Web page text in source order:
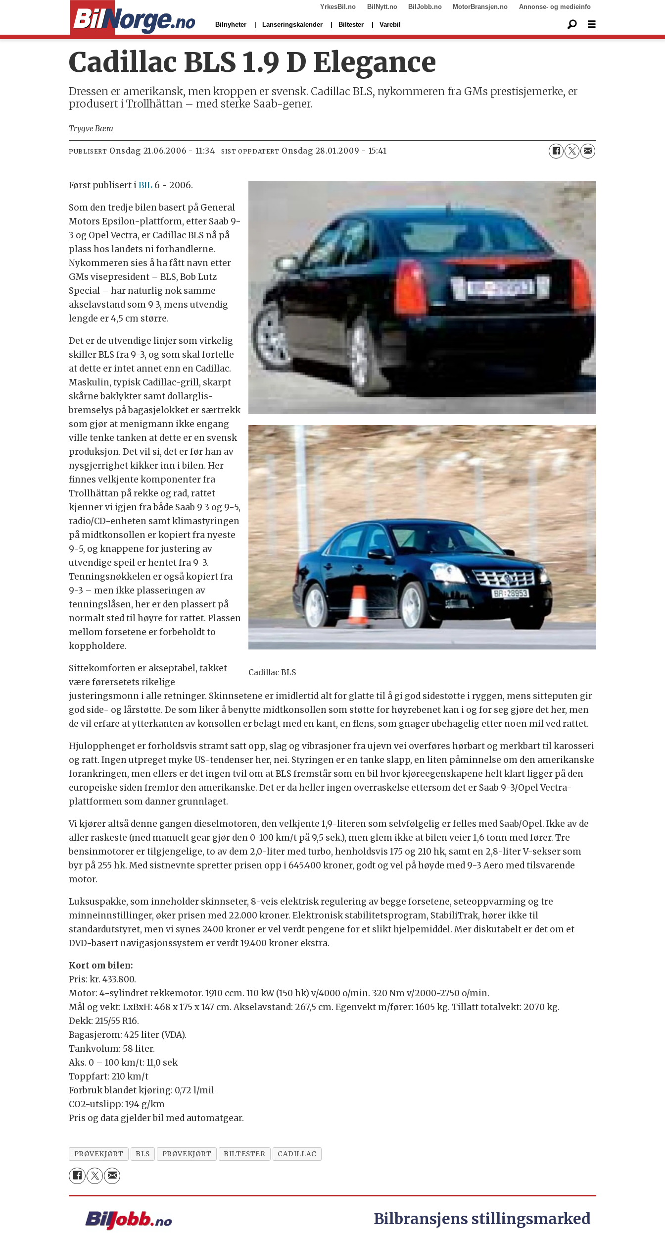
YrkesBil.no BilNytt.no BilJobb.no MotorBransjen.no Annonse- og medieinfo
Bilnyheter Lanseringskalender Biltester Varebil
Cadillac BLS 1.9 D Elegance
Dressen er amerikansk, men kroppen er svensk. Cadillac BLS, nykommeren fra GMs prestisjemerke, er
produsert i Trollhättan – med sterke Saab-gener.
Trygve Bæra
PUBLISERT onsdag 21.06.2006 - 11:34 SIST OPPDATERT onsdag 28.01.2009 - 15:41
Cadillac BLS
Først publisert iBIL 6 - 2006.
Som den tredje bilen basert på General
Motors Epsilon-plattform, etter Saab 9-
3 og Opel Vectra, er Cadillac BLS nå på
plass hos landets ni forhandlerne.
Nykommeren sies å ha fått navn etter
GMs visepresident – BLS, Bob Lutz
Special – har naturlig nok samme
akselavstand som 9 3, mens utvendig
lengde er 4,5 cm større.
Det er de utvendige linjer som virkelig
skiller BLS fra 9-3, og som skal fortelle
at dette er intet annet enn en Cadillac.
Maskulin, typisk Cadillac-grill, skarpt
skårne baklykter samt dollarglis-
bremselys på bagasjelokket er særtrekk
som gjør at menigmann ikke engang
ville tenke tanken at dette er en svensk
produksjon. Det vil si, det er før han av
nysgjerrighet kikker inn i bilen. Her
finnes velkjente komponenter fra
Trollhättan på rekke og rad, rattet
kjenner vi igjen fra både Saab 9 3 og 9-5,
radio/CD-enheten samt klimastyringen
på midtkonsollen er kopiert fra nyeste
9-5, og knappene for justering av
utvendige speil er hentet fra 9-3.
Tenningsnøkkelen er også kopiert fra
9-3 – men ikke plasseringen av
tenningslåsen, her er den plassert på
normalt sted til høyre for rattet. Plassen
mellom forsetene er forbeholdt to
koppholdere.
Sittekomforten er akseptabel, takket
være førersetets rikelige
justeringsmonn i alle retninger. Skinnsetene er imidlertid alt for glatte til å gi god sidestøtte i ryggen, mens sitteputen gir
god side- og lårstøtte. De som liker å benytte midtkonsollen som støtte for høyrebenet kan i og for seg gjøre det her, men
de vil erfare at ytterkanten av konsollen er belagt med en kant, en flens, som gnager ubehagelig etter noen mil ved rattet.
Hjulopphenget er forholdsvis stramt satt opp, slag og vibrasjoner fra ujevn vei overføres hørbart og merkbart til karosseri
og ratt. Ingen utpreget myke US-tendenser her, nei. Styringen er en tanke slapp, en liten påminnelse om den amerikanske
forankringen, men ellers er det ingen tvil om at BLS fremstår som en bil hvor kjøreegenskapene helt klart ligger på den
europeiske siden fremfor den amerikanske. Det er da heller ingen overraskelse ettersom det er Saab 9-3/Opel Vectra-
plattformen som danner grunnlaget.
Vi kjører altså denne gangen dieselmotoren, den velkjente 1,9-literen som selvfølgelig er felles med Saab/Opel. Ikke av de
aller raskeste (med manuelt gear gjør den 0-100 km/t på 9,5 sek.), men glem ikke at bilen veier 1,6 tonn med fører. Tre
bensinmotorer er tilgjengelige, to av dem 2,0-liter med turbo, henholdsvis 175 og 210 hk, samt en 2,8-liter V-sekser som
byr på 255 hk. Med sistnevnte spretter prisen opp i 645.400 kroner, godt og vel på høyde med 9-3 Aero med tilsvarende
motor.
Luksuspakke, som inneholder skinnseter, 8-veis elektrisk regulering av begge forsetene, seteoppvarming og tre
minneinnstillinger, øker prisen med 22.000 kroner. Elektronisk stabilitetsprogram, StabiliTrak, hører ikke til
standardutstyret, men vi synes 2400 kroner er vel verdt pengene for et slikt hjelpemiddel. Mer diskutabelt er det om et
DVD-basert navigasjonssystem er verdt 19.400 kroner ekstra.
Kort om bilen:
Pris: kr. 433.800.
Motor: 4-sylindret rekkemotor. 1910 ccm. 110 kW (150 hk) v/4000 o/min. 320 Nm v/2000-2750 o/min.
Mål og vekt: LxBxH: 468 x 175 x 147 cm. Akselavstand: 267,5 cm. Egenvekt m/fører: 1605 kg. Tillatt totalvekt: 2070 kg.
Dekk: 215/55 R16.
Bagasjerom: 425 liter (VDA).
Tankvolum: 58 liter.
Aks. 0 – 100 km/t: 11,0 sek
Toppfart: 210 km/t
Forbruk blandet kjøring: 0,72 l/mil
CO2-utslipp: 194 g/km
Pris og data gjelder bil med automatgear.
PRØVEKJØRT BLS PRØVEKJØRT BILTESTER CADILLAC
Bilbransjens stillingsmarked